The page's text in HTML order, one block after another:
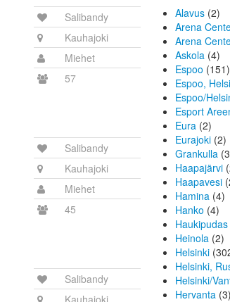
Salibandy
Kauhajoki
Miehet
57
Salibandy
Kauhajoki
Miehet
45
Salibandy
Alavus (2)
Arena
Arena
Askola (4)
Espoo (151)
Espoo,
Espoo/
Esport
Eura (2)
Eurajoki (2)
Grankulla
Haapajärvi
Haapavesi
Hamina (4)
Hanko (4)
Haukipudas
Heinola (2)
Helsinki
Helsinki,
Helsinki/
Hervanta (3)